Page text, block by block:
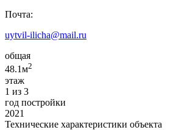
Почта:
uytvil-ilicha@mail.ru
общая
48.1м2
этаж
1 из 3
год постройки
2021
Технические характеристики объекта